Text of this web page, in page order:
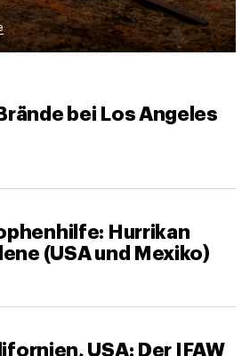
bei Los Angeles
Hurrikan
(USA und Mexiko)
USA: Der IFAW